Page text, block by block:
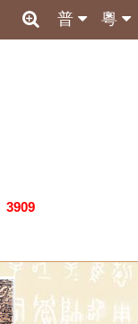
粵
普
3909